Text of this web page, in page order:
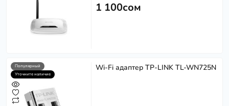
1 100сом
Популярный
Уточните наличие
Wi-Fi адаптер TP-LINK TL-WN725N